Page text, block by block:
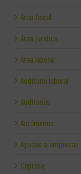
Área fiscal
Área jurídica
Área laboral
Auditoría laboral
Auditorías
Autónomos
Ayudas a empresas
Cepresa